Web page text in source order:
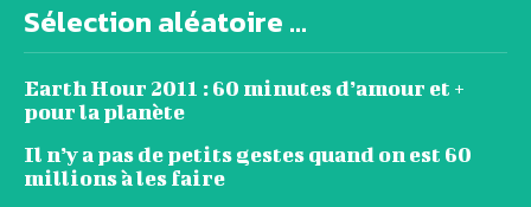
Sélection aléatoire ...
Earth Hour 2011 : 60 minutes d’amour et +
pour la planète
Il n’y a pas de petits gestes quand on est 60
millions à les faire